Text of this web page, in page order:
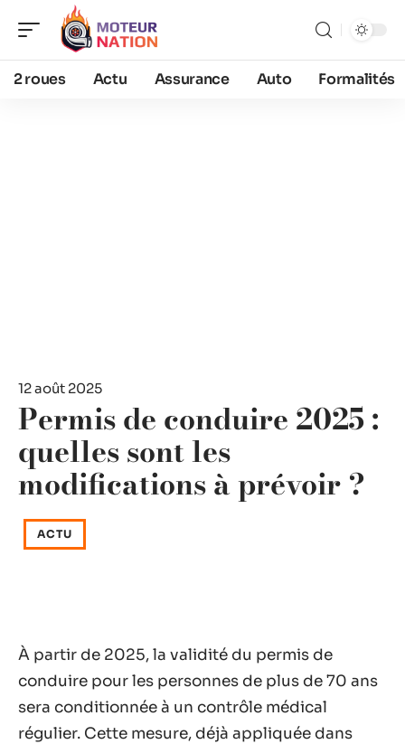
2 roues Actu Assurance Auto Formalités
12 août 2025
Permis de conduire 2025 :
quelles sont les
modifications à prévoir ?
ACTU
À partir de 2025, la validité du permis de
conduire pour les personnes de plus de 70 ans
sera conditionnée à un contrôle médical
régulier. Cette mesure, déjà appliquée dans